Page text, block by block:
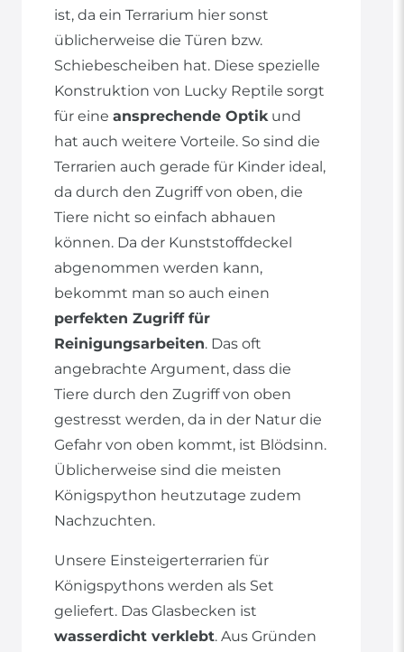
ist, da ein Terrarium hier sonst
üblicherweise die Türen bzw.
Schiebescheiben hat. Diese spezielle
Konstruktion von Lucky Reptile sorgt
für eine ansprechende Optikund
hat auch weitere Vorteile. So sind die
Terrarien auch gerade für Kinder ideal,
da durch den Zugriff von oben, die
Tiere nicht so einfach abhauen
können. Da der Kunststoffdeckel
abgenommen werden kann,
bekommt man so auch einen
perfekten Zugriff für
Reinigungsarbeiten. Das oft
angebrachte Argument, dass die
Tiere durch den Zugriff von oben
gestresst werden, da in der Natur die
Gefahr von oben kommt, ist Blödsinn.
Üblicherweise sind die meisten
Königspython heutzutage zudem
Nachzuchten.
Unsere Einsteigerterrarien für
Königspythons werden als Set
geliefert. Das Glasbecken ist
wasserdicht verklebt. Aus Gründen